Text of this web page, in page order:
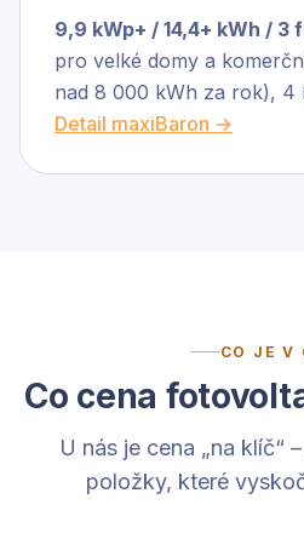
9,9 kWp+ / 14,4+ kWh / 3
pro velké domy a
nad 8 000 kWh za rok), 4
Detail maxiBaron →
CO JE V
Co cena
U nás je cena „na klíč“
položky, které